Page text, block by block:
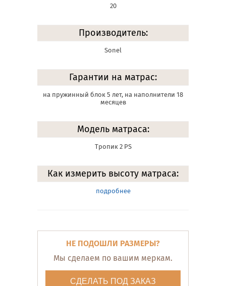
20
Производитель:
Sonel
Гарантии на матрас:
на пружинный блок 5 лет, на наполнители 18
месяцев
Модель матраса:
Тропик 2 PS
Как измерить высоту матраса:
подробнее
НЕ ПОДОШЛИ РАЗМЕРЫ?
Мы сделаем по вашим меркам.
СДЕЛАТЬ ПОД ЗАКАЗ